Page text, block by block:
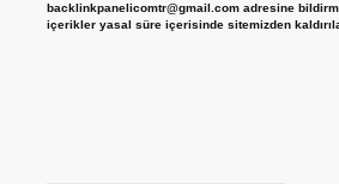
backlinkpanelicomtr@gmail.comadresine
içerikler yasal süre içerisinde sitemizden